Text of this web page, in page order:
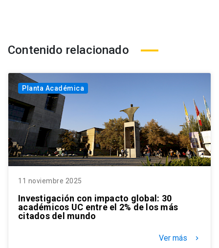
Contenido relacionado
Planta Académica
11 noviembre 2025
Investigación con impacto global: 30
académicos UC entre el 2% de los más
citados del mundo
Ver más keyboard_arrow_right